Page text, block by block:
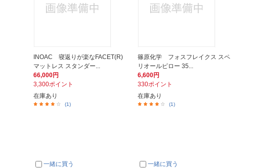
INOAC 寝返りが楽なFACET(R)
マットレス スタンダー...
66,000円
3,300ポイント
在庫あり
(1)
一緒に買う
篠原化学 フォスフレイクス スペ
リオールピロー 35...
6,600円
330ポイント
在庫あり
(1)
一緒に買う